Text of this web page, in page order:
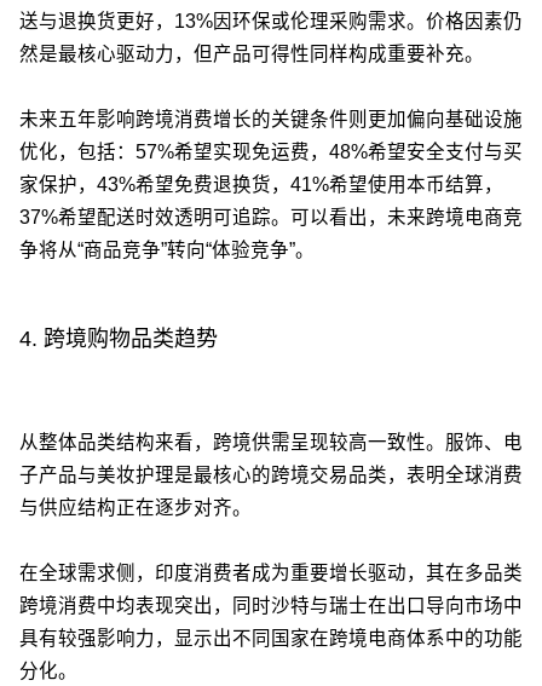
送与退换货更好，13%因环保或伦理采购需求。价格因素仍
然是最核心驱动力，但产品可得性同样构成重要补充。
未来五年影响跨境消费增长的关键条件则更加偏向基础设施
优化，包括：57%希望实现免运费，48%希望安全支付与买
家保护，43%希望免费退换货，41%希望使用本币结算，
37%希望配送时效透明可追踪。可以看出，未来跨境电商竞
争将从“商品竞争”转向“体验竞争”。
4. 跨境购物品类趋势
从整体品类结构来看，跨境供需呈现较高一致性。服饰、电
子产品与美妆护理是最核心的跨境交易品类，表明全球消费
与供应结构正在逐步对齐。
在全球需求侧，印度消费者成为重要增长驱动，其在多品类
跨境消费中均表现突出，同时沙特与瑞士在出口导向市场中
具有较强影响力，显示出不同国家在跨境电商体系中的功能
分化。